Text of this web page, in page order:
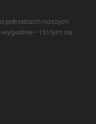
potrzebach naszych
– i to tym się